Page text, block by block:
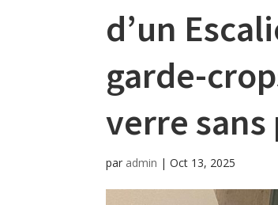
d’un
garde-
verre sans
par admin |Oct 13, 2025